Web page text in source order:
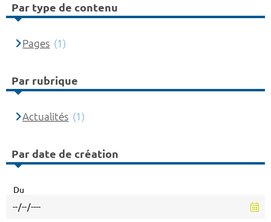
Par type de contenu
Pages (1)
Par rubrique
Actualités (1)
Par date de création
Du